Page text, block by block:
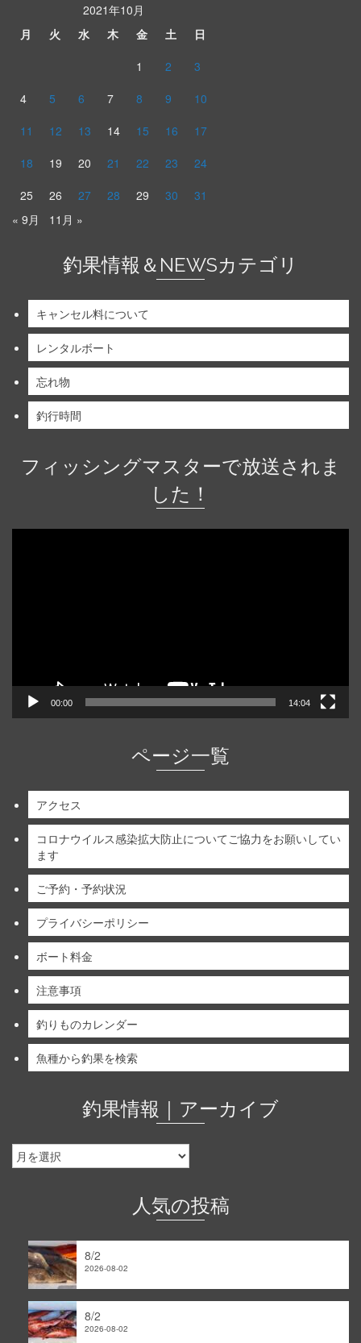
2021年10月
月
火 水 木 金 土
日
1
2
3
4
5 6 7 8 9
10
11
12 13 14 15 16
17
18
19 20 21 22 23
24
25
26 27 28 29 30
31
« 9月
11月 »
釣果情報＆NEWSカテゴリ
キャンセル料について
レンタルボート
忘れ物
釣行時間
フィッシングマスターで放送されま
した！
00:00 14:04
ページ一覧
アクセス
コロナウイルス感染拡大防止についてご協力をお願いしてい
ます
ご予約・予約状況
プライバシーポリシー
ボート料金
注意事項
釣りものカレンダー
魚種から釣果を検索
釣果情報｜アーカイブ
釣
果
人気の投稿
8/2
2026-08-02
8/2
2026-08-02